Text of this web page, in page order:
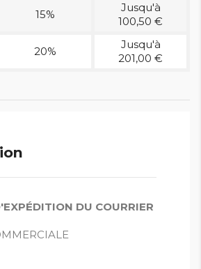
15%
Jusqu'à
100,50 €
20%
Jusqu'à
201,00 €
DU COURRIER